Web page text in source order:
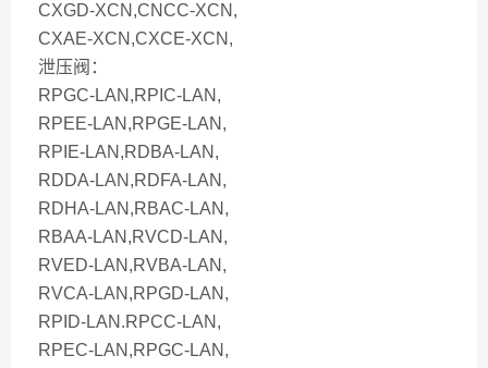
CXGD-XCN,CNCC-XCN,
CXAE-XCN,CXCE-XCN,
泄压阀：
RPGC-LAN,RPIC-LAN,
RPEE-LAN,RPGE-LAN,
RPIE-LAN,RDBA-LAN,
RDDA-LAN,RDFA-LAN,
RDHA-LAN,RBAC-LAN,
RBAA-LAN,RVCD-LAN,
RVED-LAN,RVBA-LAN,
RVCA-LAN,RPGD-LAN,
RPID-LAN.RPCC-LAN,
RPEC-LAN,RPGC-LAN,